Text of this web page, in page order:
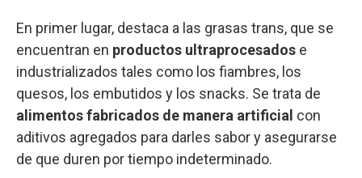
En primer lugar, destaca a las grasas trans, que se
encuentran en productos ultraprocesados e
industrializados tales como los fiambres, los
quesos, los embutidos y los snacks. Se trata de
alimentos fabricados de manera artificial con
aditivos agregados para darles sabor y asegurarse
de que duren por tiempo indeterminado.